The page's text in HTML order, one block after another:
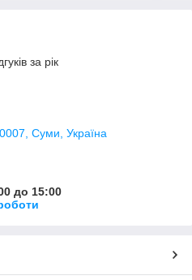
за рік
Суми, Україна
до 15:00